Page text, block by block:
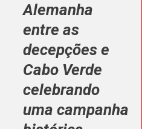
Alemanha
entre as
decepções e
Cabo Verde
celebrando
uma campanha